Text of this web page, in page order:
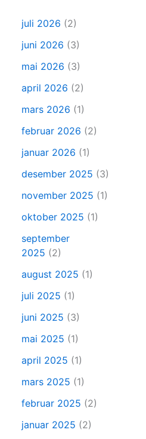
juli 2026 (2)
juni 2026 (3)
mai 2026 (3)
april 2026 (2)
mars 2026 (1)
februar 2026 (2)
januar 2026 (1)
desember 2025 (3)
november 2025 (1)
oktober 2025 (1)
september
2025 (2)
august 2025 (1)
juli 2025 (1)
juni 2025 (3)
mai 2025 (1)
april 2025 (1)
mars 2025 (1)
februar 2025 (2)
januar 2025 (2)